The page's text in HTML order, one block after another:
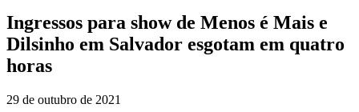
Ingressos para show de Menos é Mais e
Dilsinho em Salvador esgotam em quatro
horas
29 de outubro de 2021